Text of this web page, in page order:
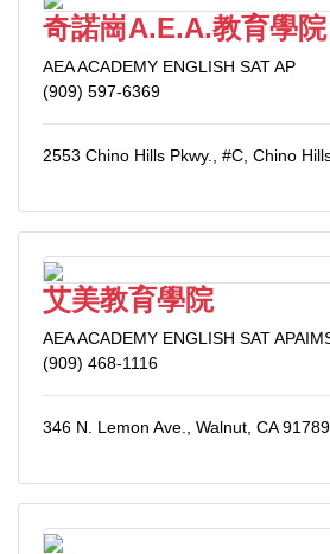
奇諾崗A.E.A.教育學院
AEA ACADEMY ENGLISH SAT AP
(909) 597-6369
2553 Chino Hills Pkwy., #C, Chino
艾美教育學院
AEA ACADEMY ENGLISH SAT
(909) 468-1116
346 N. Lemon Ave., Walnut, CA 91789